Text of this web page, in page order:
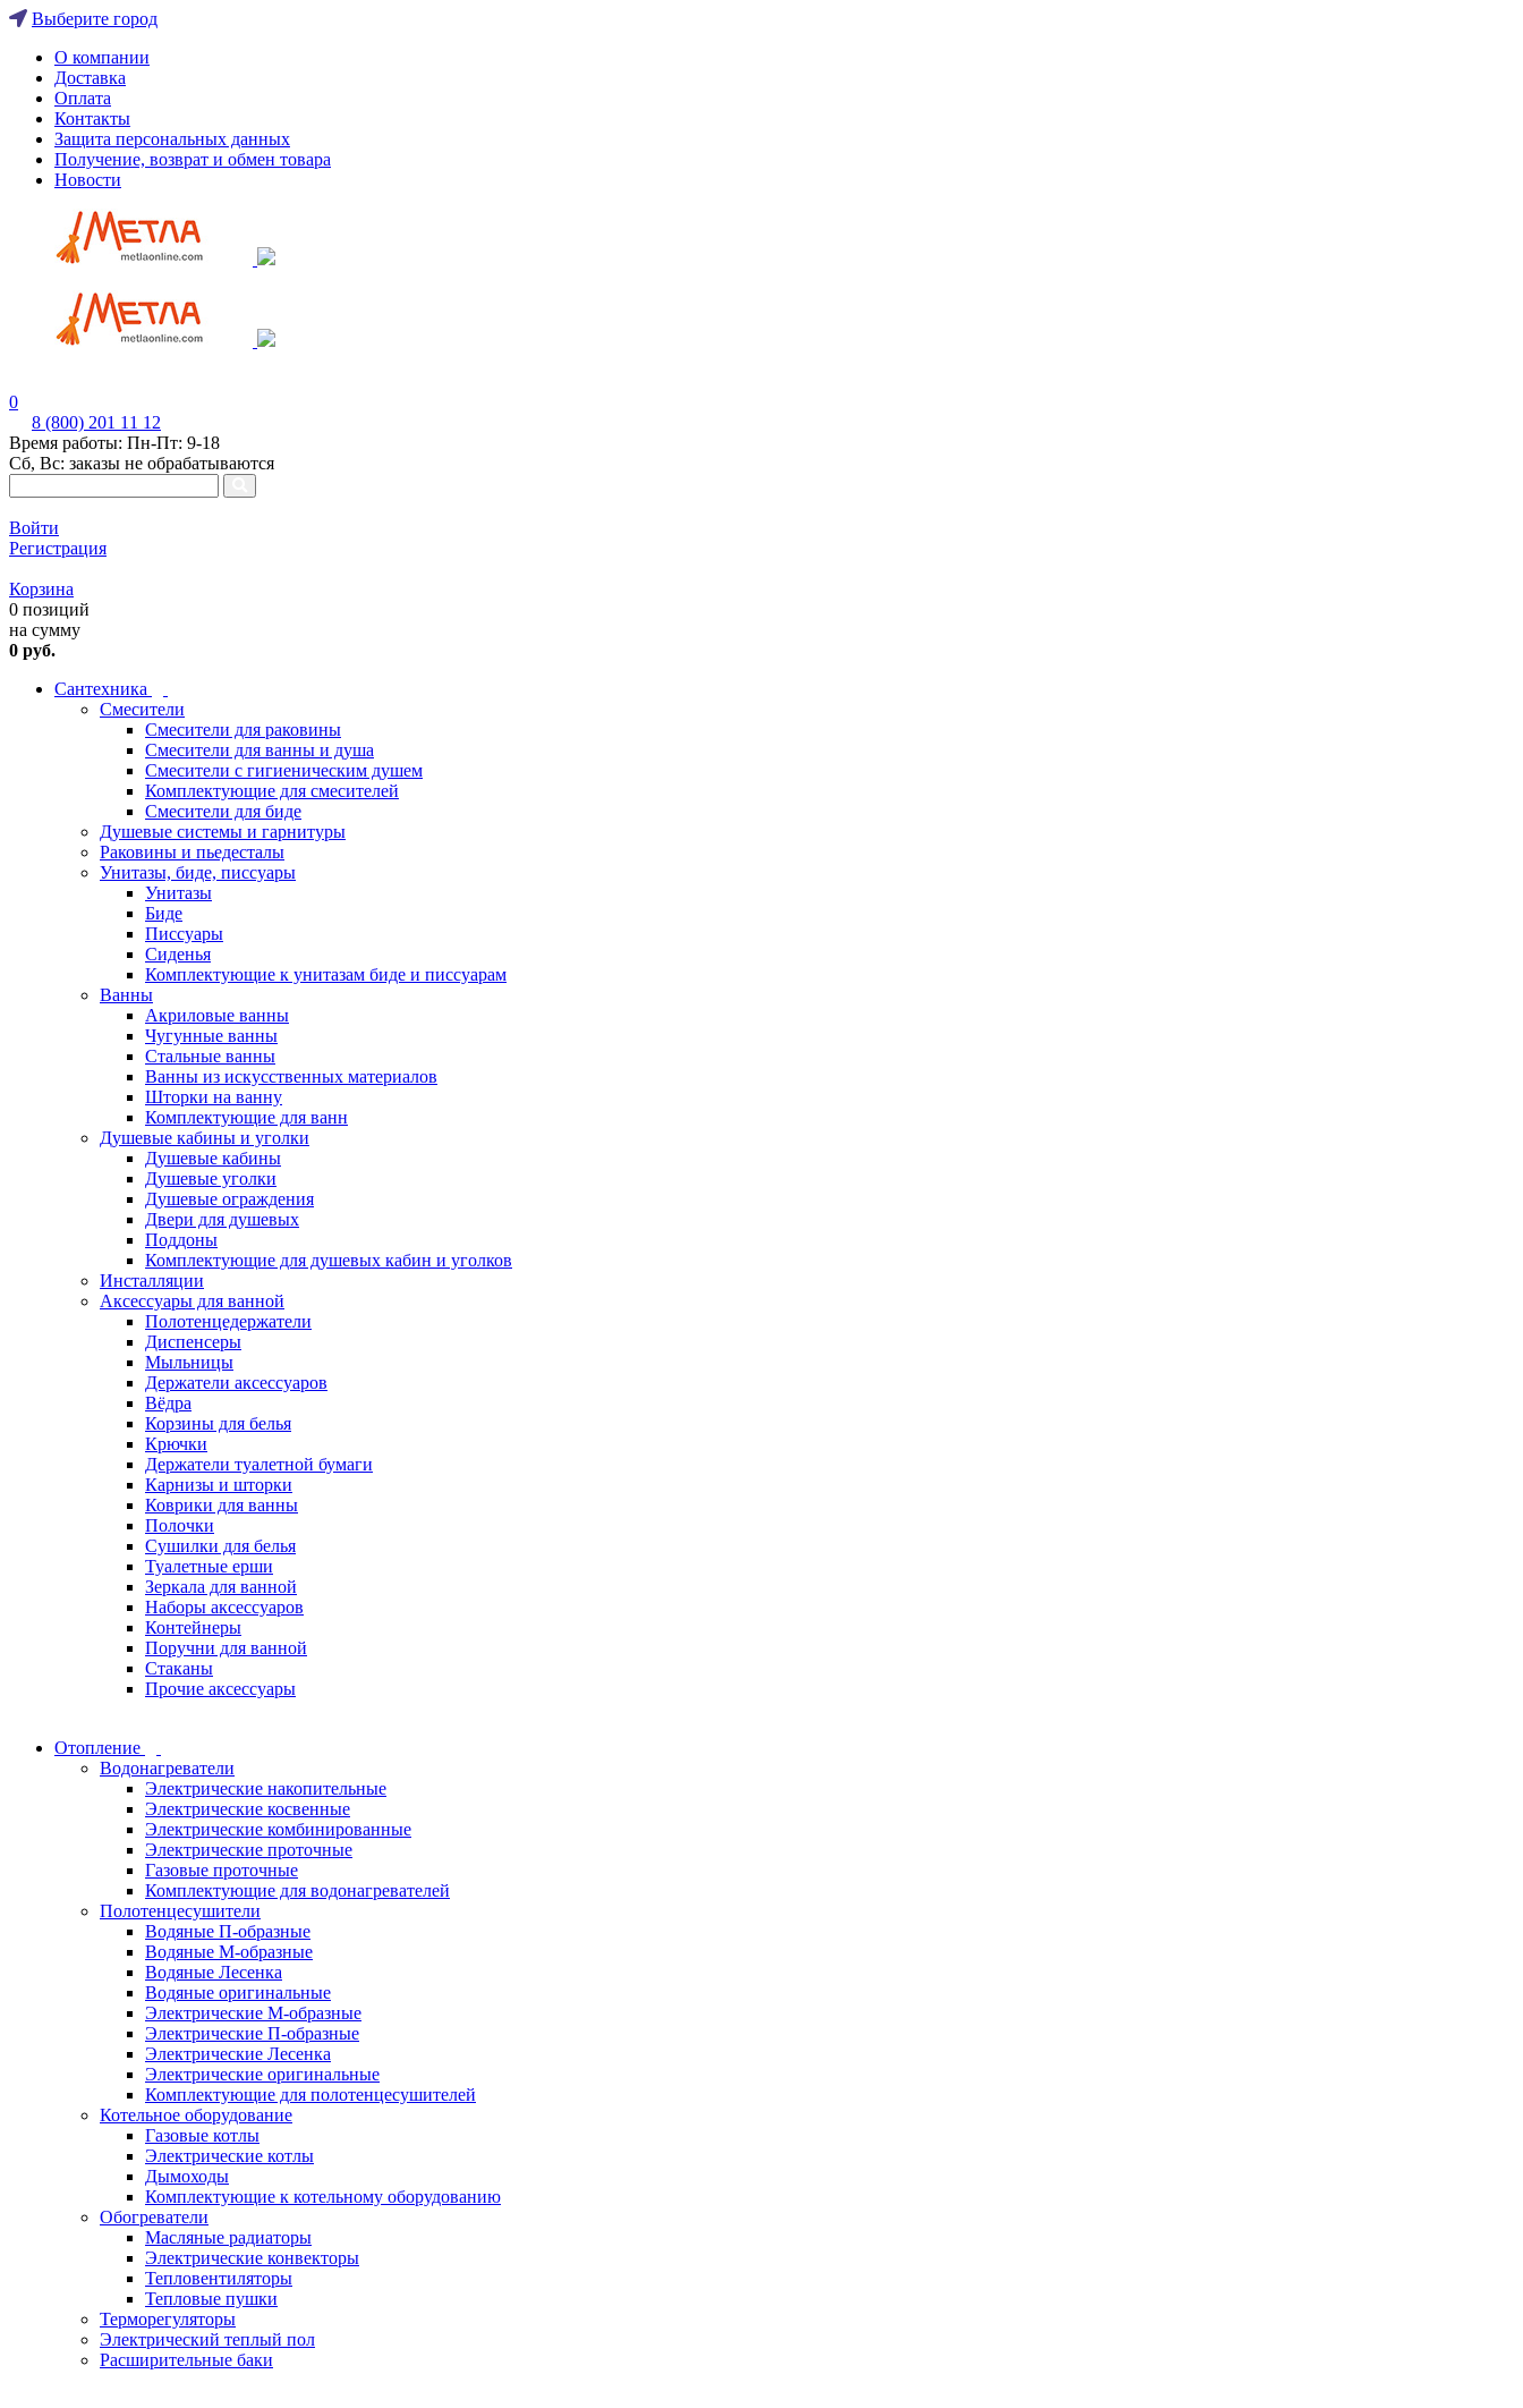
Выберите город
О компании
Доставка
Оплата
Контакты
Защита персональных данных
Получение, возврат и обмен товара
Новости
0
8 (800) 201 11 12
Время работы: Пн-Пт: 9-18
Сб, Вс: заказы не обрабатываются
Войти
Регистрация
Корзина
0 позиций
на сумму
0 руб.
Сантехника
Смесители
Смесители для раковины
Смесители для ванны и душа
Смесители с гигиеническим душем
Комплектующие для смесителей
Смесители для биде
Душевые системы и гарнитуры
Раковины и пьедесталы
Унитазы, биде, писсуары
Унитазы
Биде
Писсуары
Сиденья
Комплектующие к унитазам биде и писсуарам
Ванны
Акриловые ванны
Чугунные ванны
Стальные ванны
Ванны из искусственных материалов
Шторки на ванну
Комплектующие для ванн
Душевые кабины и уголки
Душевые кабины
Душевые уголки
Душевые ограждения
Двери для душевых
Поддоны
Комплектующие для душевых кабин и уголков
Инсталляции
Аксессуары для ванной
Полотенцедержатели
Диспенсеры
Мыльницы
Держатели аксессуаров
Вёдра
Корзины для белья
Крючки
Держатели туалетной бумаги
Карнизы и шторки
Коврики для ванны
Полочки
Сушилки для белья
Туалетные ерши
Зеркала для ванной
Наборы аксессуаров
Контейнеры
Поручни для ванной
Стаканы
Прочие аксессуары
Отопление
Водонагреватели
Электрические накопительные
Электрические косвенные
Электрические комбинированные
Электрические проточные
Газовые проточные
Комплектующие для водонагревателей
Полотенцесушители
Водяные П-образные
Водяные М-образные
Водяные Лесенка
Водяные оригинальные
Электрические М-образные
Электрические П-образные
Электрические Лесенка
Электрические оригинальные
Комплектующие для полотенцесушителей
Котельное оборудование
Газовые котлы
Электрические котлы
Дымоходы
Комплектующие к котельному оборудованию
Обогреватели
Масляные радиаторы
Электрические конвекторы
Тепловентиляторы
Тепловые пушки
Терморегуляторы
Электрический теплый пол
Расширительные баки